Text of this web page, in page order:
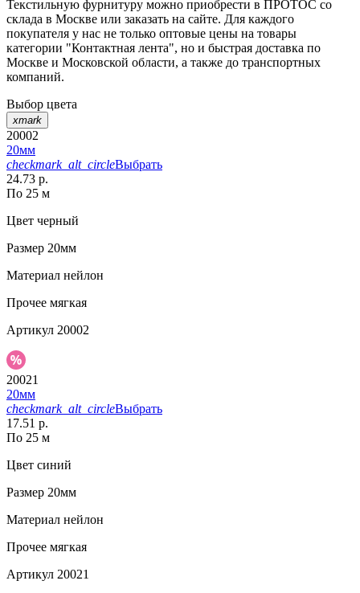
Текстильную фурнитуру можно приобрести в ПРОТОС со
склада в Москве или заказать на сайте. Для каждого
покупателя у нас не только оптовые цены на товары
категории "Контактная лента", но и быстрая доставка по
Москве и Московской области, а также до транспортных
компаний.
Выбор цвета
xmark
20002
20мм
checkmark_alt_circleВыбрать
24.73 р.
По 25 м
Цвет черный
Размер 20мм
Материал нейлон
Прочее мягкая
Артикул 20002
20021
20мм
checkmark_alt_circleВыбрать
17.51 р.
По 25 м
Цвет синий
Размер 20мм
Материал нейлон
Прочее мягкая
Артикул 20021